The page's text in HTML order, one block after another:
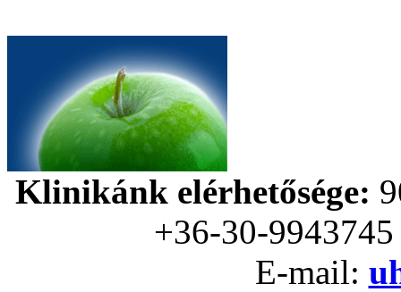
Klinikánk elérhetősége:
+36-30-
E-mail: